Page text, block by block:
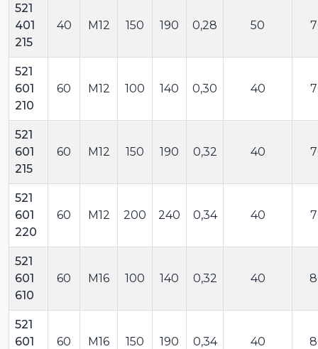
521
401
215
40 M12 150 190 0,28 50
521
601
210
60 M12 100 140 0,30 40
521
601
215
60 M12 150 190 0,32 40
521
601
220
60 M12 200 240 0,34 40
521
601
610
60 M16 100 140 0,32 40
521
601
60 M16 150 190 0,34 40